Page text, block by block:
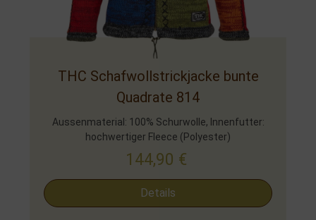
THC Schafwollstrickjacke bunte
Quadrate 814
Aussenmaterial: 100% Schurwolle, Innenfutter:
hochwertiger Fleece (Polyester)
144,90 €
Details